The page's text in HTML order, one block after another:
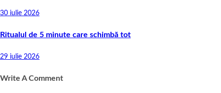
30 iulie 2026
Ritualul de 5 minute care schimbă tot
29 iulie 2026
Write A Comment